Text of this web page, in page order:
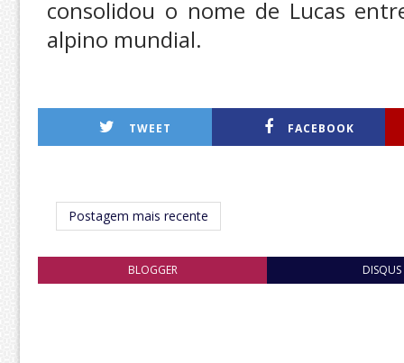
consolidou o nome de Lucas
alpino mundial.
TWEET FACEBOOK
Postagem mais recente
BLOGGER DISQUS